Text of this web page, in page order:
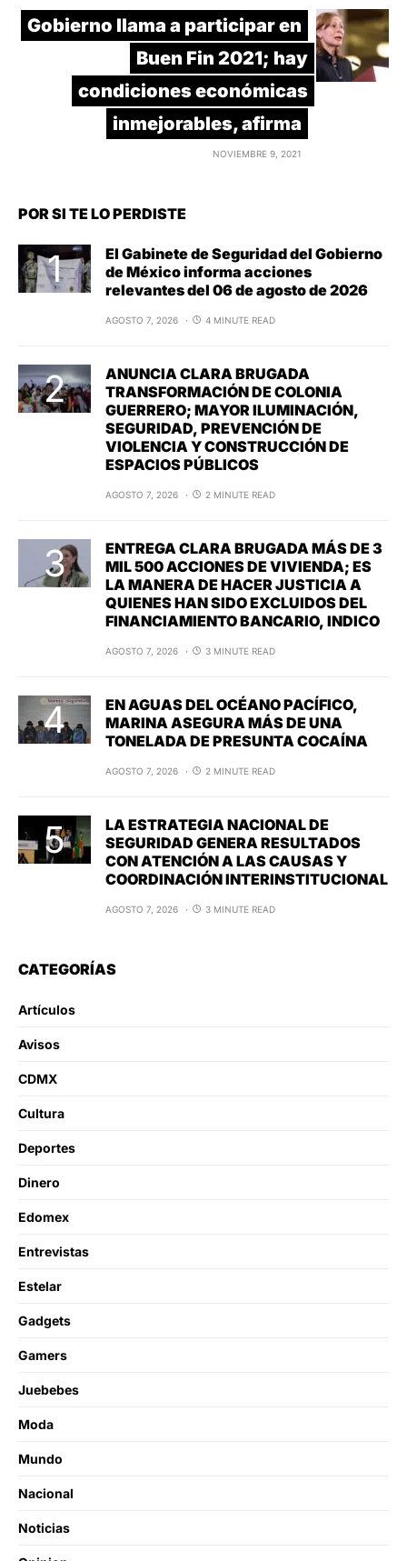
Gobierno llama a participar en
Buen Fin 2021; hay
condiciones económicas
inmejorables, afirma
NOVIEMBRE 9, 2021
POR SI TE LO PERDISTE
El Gabinete de Seguridad del Gobierno
de México informa acciones
relevantes del 06 de agosto de 2026
AGOSTO 7, 2026 4 MINUTE READ
ANUNCIA CLARA BRUGADA
TRANSFORMACIÓN DE COLONIA
GUERRERO; MAYOR ILUMINACIÓN,
SEGURIDAD, PREVENCIÓN DE
VIOLENCIA Y CONSTRUCCIÓN DE
ESPACIOS PÚBLICOS
AGOSTO 7, 2026 2 MINUTE READ
ENTREGA CLARA BRUGADA MÁS DE 3
MIL 500 ACCIONES DE VIVIENDA; ES
LA MANERA DE HACER JUSTICIA A
QUIENES HAN SIDO EXCLUIDOS DEL
FINANCIAMIENTO BANCARIO, INDICO
AGOSTO 7, 2026 3 MINUTE READ
EN AGUAS DEL OCÉANO PACÍFICO,
MARINA ASEGURA MÁS DE UNA
TONELADA DE PRESUNTA COCAÍNA
AGOSTO 7, 2026 2 MINUTE READ
LA ESTRATEGIA NACIONAL DE
SEGURIDAD GENERA RESULTADOS
CON ATENCIÓN A LAS CAUSAS Y
COORDINACIÓN INTERINSTITUCIONAL
AGOSTO 7, 2026 3 MINUTE READ
CATEGORÍAS
Artículos
Avisos
CDMX
Cultura
Deportes
Dinero
Edomex
Entrevistas
Estelar
Gadgets
Gamers
Juebebes
Moda
Mundo
Nacional
Noticias